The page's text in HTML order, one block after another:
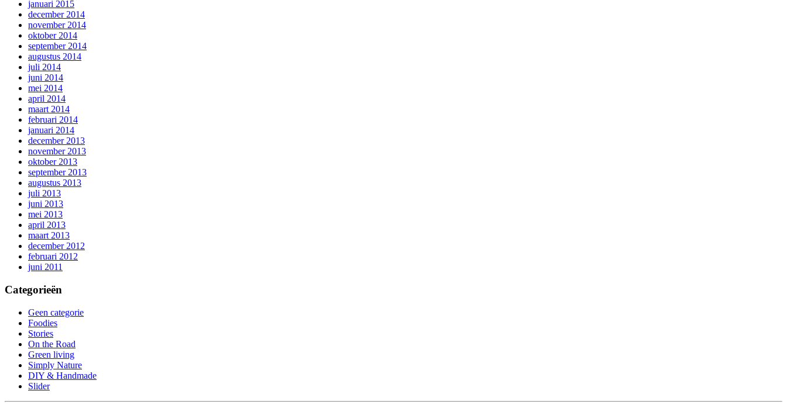
januari 2015
december 2014
november 2014
oktober 2014
september 2014
augustus 2014
juli 2014
juni 2014
mei 2014
april 2014
maart 2014
februari 2014
januari 2014
december 2013
november 2013
oktober 2013
september 2013
augustus 2013
juli 2013
juni 2013
mei 2013
april 2013
maart 2013
december 2012
februari 2012
juni 2011
Categorieën
Geen categorie
Foodies
Stories
On the Road
Green living
Simply Nature
DIY & Handmade
Slider